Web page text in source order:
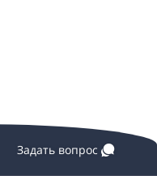
однофазных
Задать вопрос